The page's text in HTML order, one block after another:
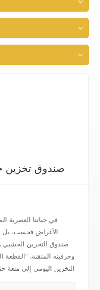
صندوق تخزين
في حياتنا العصرية
الأغراض فحسب، بل
صندوق التخزين الخشبي
وحرفيته المتقنة، "القطعة